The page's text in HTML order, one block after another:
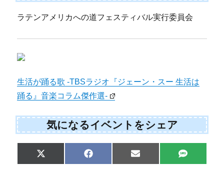
ラテンアメリカへの道フェスティバル実行委員会
生活が踊る歌 -TBSラジオ『ジェーン・スー 生活は
踊る』音楽コラム傑作選-
気になるイベントをシェア
Share
on
X
(
Share
on
F
a
Share
on
E
m
Share
on
S
M